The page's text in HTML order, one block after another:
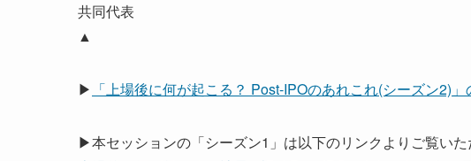
共同代表
▲
▶ 「上場後に何が起こる？ Post-IPOのあれこれ(シーズン2)
▶本セッションの「シーズン1」は以下のリンクよりご覧いた